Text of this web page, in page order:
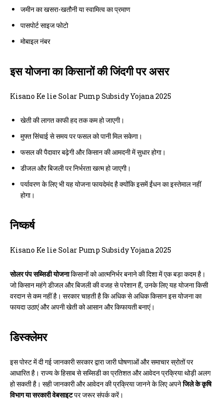
जमीन का खसरा-खतौनी या स्वामित्व का प्रमाण
पासपोर्ट साइज फोटो
मोबाइल नंबर
इस योजना का किसानों की जिंदगी पर असर
Kisano Ke lie Solar Pump Subsidy Yojana 2025
खेती की लागत काफी हद तक कम हो जाएगी।
मुफ्त सिंचाई से समय पर फसल को पानी मिल सकेगा।
फसल की पैदावार बढ़ेगी और किसान की आमदनी में सुधार होगा।
डीजल और बिजली पर निर्भरता खत्म हो जाएगी।
पर्यावरण के लिए भी यह योजना फायदेमंद है क्योंकि इसमें ईंधन का इस्तेमाल नहीं
होगा।
निष्कर्ष
Kisano Ke lie Solar Pump Subsidy Yojana 2025
सोलर पंप सब्सिडी योजनाकिसानों को आत्मनिर्भर बनाने की दिशा में एक बड़ा कदम है।
जो किसान महंगे डीजल और बिजली की वजह से परेशान हैं, उनके लिए यह योजना किसी
वरदान से कम नहीं है। सरकार चाहती है कि अधिक से अधिक किसान इस योजना का
फायदा उठाएं और अपनी खेती को आसान और किफायती बनाएं।
डिस्क्लेमर
इस पोस्ट में दी गई जानकारी सरकार द्वारा जारी घोषणाओं और समाचार स्रोतों पर
आधारित है। राज्य के हिसाब से सब्सिडी का प्रतिशत और आवेदन प्रक्रिया थोड़ी अलग
हो सकती है। सही जानकारी और आवेदन की प्रक्रिया जानने के लिए अपनेजिले के कृषि
विभाग या सरकारी वेबसाइटपर जरूर संपर्क करें।